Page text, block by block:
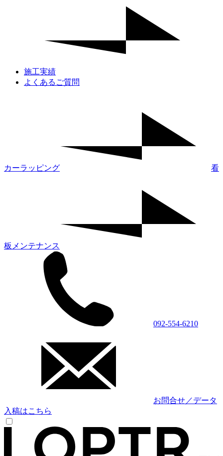
施工実績
よくあるご質問
カーラッピング 看
板メンテナンス
092-554-6210
お問合せ／データ
入稿はこちら